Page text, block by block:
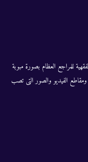
للمراجع العظام بصورة مبوبة
ومقاطع الفيديو والصور التى تصب